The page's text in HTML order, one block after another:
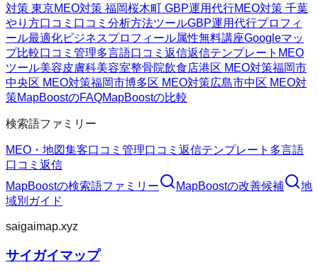
対策 東京MEO対策 福岡桜木町 GBP運用代行MEO対策 千葉
やり方口コミ 口コミ分析方法ツールGBP運用代行プロフィ
ール最適化ビジネスプロフィール属性無料講座Googleマッ
プ比較口コミ管理多言語口コミ返信返信テンプレート MEO
ツール美容皮膚科美容室整骨院飲食店港区 MEO対策福岡市
中央区 MEO対策福岡市博多区 MEO対策広島市中区 MEO対
策MapBoostのFAQMapBoostの比較
検索語ファミリー
MEO・地図集客口コミ管理口コミ返信テンプレート 多言語
口コミ返信
MapBoostの検索語ファミリー MapBoostの改善候補
地
域別ガイド
saigaimap.xyz
サイガイマップ